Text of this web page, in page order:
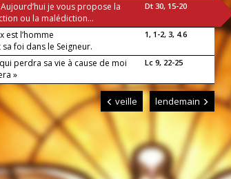
Aujourd’hui je vous propose la
ou la malédiction...
Dt 30, 15-20
est l’homme
foi dans le Seigneur.
1, 1-2, 3, 4.6
perdra sa vie à cause de moi
»
Lc 9, 22-25
veille lendemain